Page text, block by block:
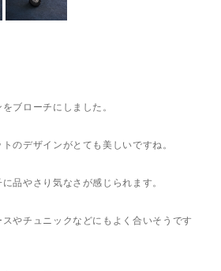
ブローチにしました。
のデザインがとても美しいですね。
品やさり気なさが感じられます。
やチュニックなどにもよく合いそうです